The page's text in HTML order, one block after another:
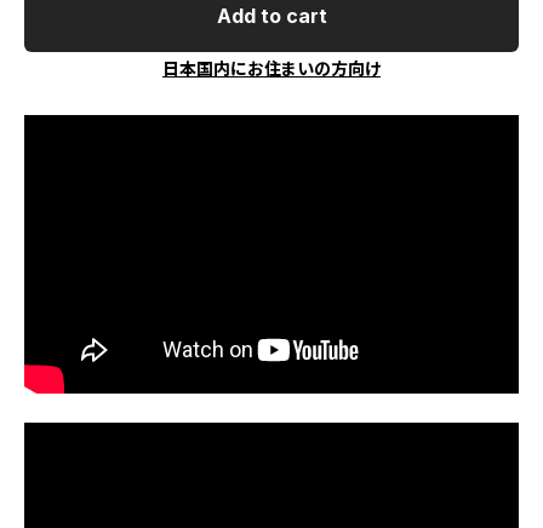
Add to cart
日本国内にお住まいの方向け